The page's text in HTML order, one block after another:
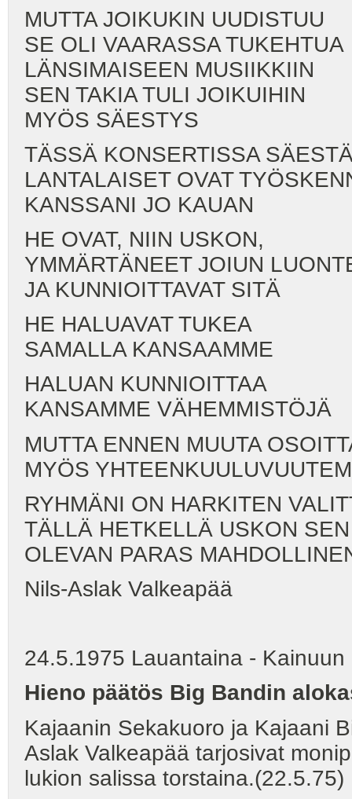
MUTTA JOIKUKIN UUDISTUU
SE OLI VAARASSA TUKEHTUA
LÄNSIMAISEEN MUSIIKKIIN
SEN TAKIA TULI JOIKUIHIN
MYÖS SÄESTYS
TÄSSÄ KONSERTISSA
LANTALAISET OVAT
KANSSANI JO KAUAN
HE OVAT, NIIN USKON,
YMMÄRTÄNEET JOIUN
JA KUNNIOITTAVAT SITÄ
HE HALUAVAT TUKEA
SAMALLA KANSAAMME
HALUAN KUNNIOITTAA
KANSAMME VÄHEMMISTÖJÄ
MUTTA ENNEN MUUTA
MYÖS
RYHMÄNI ON HARKITEN
TÄLLÄ HETKELLÄ USKON SEN
OLEVAN PARAS
Nils-Aslak Valkeapää
24.5.1975 Lauantaina -
Hieno päätös Big Bandin
Kajaanin Sekakuoro ja Kajaani
Aslak Valkeapää tarjosivat
lukion salissa torstaina.(22.5.75)